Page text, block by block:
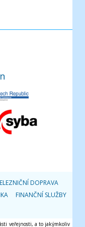
DOPRAVA
FINANČNÍ SLUŽBY
veřejnosti, a to jakýmkoliv